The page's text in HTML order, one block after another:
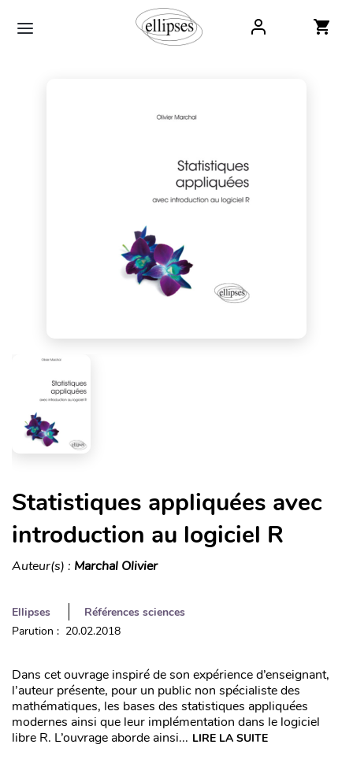
Statistiques appliquées avec
introduction au logiciel R
Auteur(s) : Marchal Olivier
Ellipses
Références sciences
Parution : 20.02.2018
Dans cet ouvrage inspiré de son expérience d’enseignant,
l’auteur présente, pour un public non spécialiste des
mathématiques, les bases des statistiques appliquées
modernes ainsi que leur implémentation dans le logiciel
libre R. L’ouvrage aborde ainsi... LIRE LA SUITE